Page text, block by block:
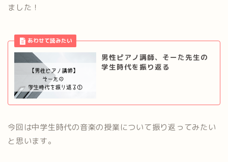
ました！
男性ピアノ講師、そーた先生の
学生時代を振り返る
今回は中学生時代の音楽の授業について振り返ってみたい
と思います。